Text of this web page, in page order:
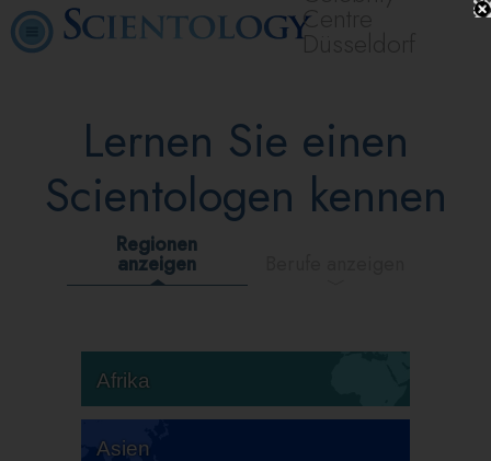
Centre
Düsseldorf
Lernen Sie einen
Scientologen kennen
Regionen
anzeigen
Afrika
Asien